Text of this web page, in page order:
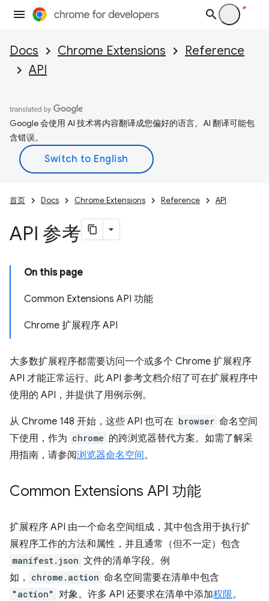
Docs Chrome Extensions
Reference
API
Google 会使用 AI 技术将内容翻译成您偏好的语言。AI 翻译可能包
含错误。
首页 Docs Chrome Extensions Reference API
API 参考
On this page
Common Extensions API 功能
Chrome 扩展程序 API
大多数扩展程序都需要访问一个或多个 Chrome 扩展程序
API 才能正常运行。此 API 参考文档介绍了可在扩展程序中
使用的 API，并提供了用例示例。
从 Chrome 148 开始，这些 API 也可在 browser 命名空间
下使用，作为 chrome 的跨浏览器替代方案。如需了解采
用指南，请参阅浏览器命名空间。
Common Extensions API 功能
扩展程序 API 由一个命名空间组成，其中包含用于执行扩
展程序工作的方法和属性，并且通常（但不一定）包含
manifest.json 文件的清单字段。例
如，
chrome.action 命名空间需要在清单中包含
"action" 对象。许多 API 还要求在清单中添加权限。